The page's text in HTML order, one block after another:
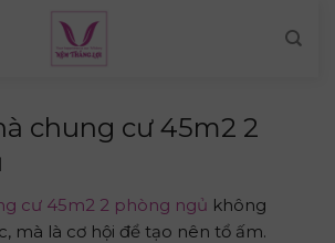
chung cư 45m2 2
cư 45m2 2 phòng ngủ không
mà là cơ hội để tạo nên tổ ấm.